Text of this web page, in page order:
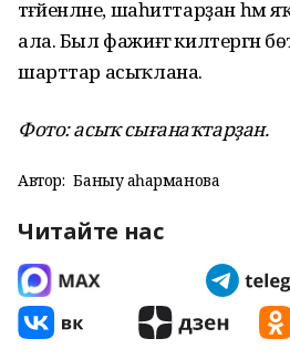
тәғәйенләне, шаһиттарҙан
ала. Был фажиғәгә килтергән
шарттар асыҡлана.
Фото: асыҡ сығанаҡтарҙан.
Автор: Баныу Ҡаһарманова
Читайте нас